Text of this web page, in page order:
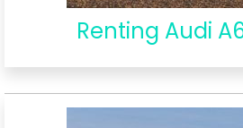
Renting Audi